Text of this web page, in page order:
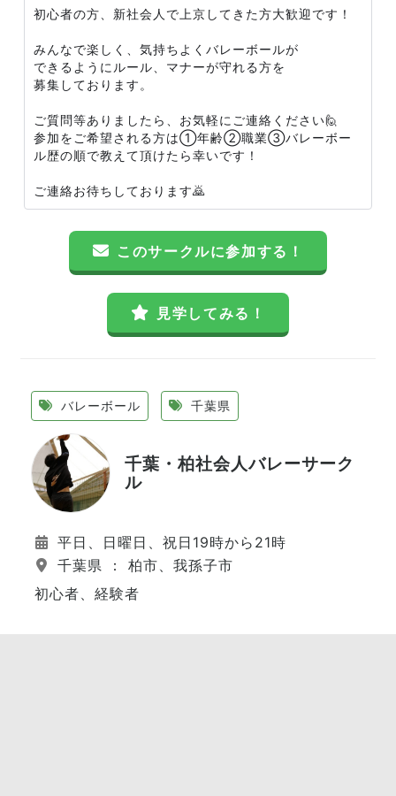
初心者の方、新社会人で上京してきた方大歓迎です！
みんなで楽しく、気持ちよくバレーボールが
できるようにルール、マナーが守れる方を
募集しております。
ご質問等ありましたら、お気軽にご連絡ください🙋
参加をご希望される方は①年齢②職業③バレーボー
ル歴の順で教えて頂けたら幸いです！
ご連絡お待ちしております🙇
このサークルに参加する！
見学してみる！
バレーボール 千葉県
千葉・柏社会人バレーサーク
ル
平日、日曜日、祝日19時から21時
千葉県 ： 柏市、我孫子市
初心者、経験者